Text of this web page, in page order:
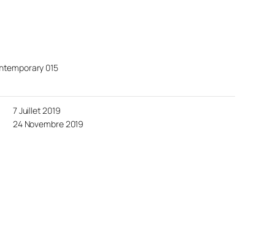
015
7 Juillet 2019
24 Novembre 2019